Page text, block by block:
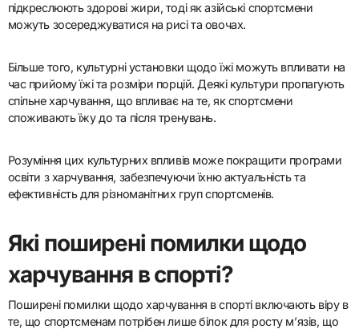
підкреслюють здорові жири, тоді як азійські спортсмени
можуть зосереджуватися на рисі та овочах.
Більше того, культурні установки щодо їжі можуть впливати на
час прийому їжі та розміри порцій. Деякі культури пропагують
спільне харчування, що впливає на те, як спортсмени
споживають їжу до та після тренувань.
Розуміння цих культурних впливів може покращити програми
освіти з харчування, забезпечуючи їхню актуальність та
ефективність для різноманітних груп спортсменів.
Які поширені помилки щодо
харчування в спорті?
Поширені помилки щодо харчування в спорті включають віру в
те, що спортсменам потрібен лише білок для росту м’язів, що